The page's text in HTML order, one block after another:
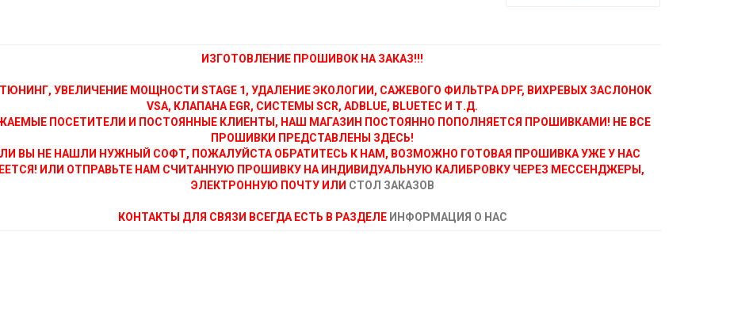
ИЗГОТОВЛЕНИЕ ПРОШИВОК НА ЗАКАЗ!!!
УВЕЛИЧЕНИЕ МОЩНОСТИ STAGE 1, УДАЛЕНИЕ ЭКОЛОГИИ, САЖЕВОГО ФИЛЬТРА DPF, ВИХРЕВЫХ ЗАСЛОНОК
VSA, КЛАПАНА EGR, СИСТЕМЫ SCR, ADBLUE, BLUETEC И Т.Д.
ПОСЕТИТЕЛИ И ПОСТОЯННЫЕ КЛИЕНТЫ, НАШ МАГАЗИН ПОСТОЯННО ПОПОЛНЯЕТСЯ ПРОШИВКАМИ! НЕ ВСЕ
ПРОШИВКИ ПРЕДСТАВЛЕНЫ ЗДЕСЬ!
ВЫ НЕ НАШЛИ НУЖНЫЙ СОФТ, ПОЖАЛУЙСТА ОБРАТИТЕСЬ К НАМ, ВОЗМОЖНО ГОТОВАЯ ПРОШИВКА УЖЕ У НАС
ИЛИ ОТПРАВЬТЕ НАМ СЧИТАННУЮ ПРОШИВКУ НА ИНДИВИДУАЛЬНУЮ КАЛИБРОВКУ ЧЕРЕЗ МЕССЕНДЖЕРЫ,
ЭЛЕКТРОННУЮ ПОЧТУ ИЛИ СТОЛ ЗАКАЗОВ
КОНТАКТЫ ДЛЯ СВЯЗИ ВСЕГДА ЕСТЬ В РАЗДЕЛЕ ИНФОРМАЦИЯ О НАС